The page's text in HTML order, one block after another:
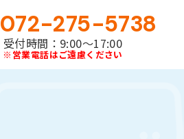
072-275-5738
受付時間：9:00〜17:00
※営業電話はご遠慮ください